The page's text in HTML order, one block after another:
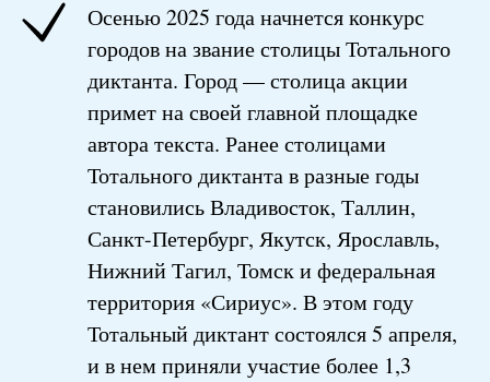
Осенью 2025 года начнется конкурс
городов на звание столицы Тотального
диктанта. Город — столица акции
примет на своей главной площадке
автора текста. Ранее столицами
Тотального диктанта в разные годы
становились Владивосток, Таллин,
Санкт-Петербург, Якутск, Ярославль,
Нижний Тагил, Томск и федеральная
территория «Сириус». В этом году
Тотальный диктант состоялся 5 апреля,
и в нем приняли участие более 1,3